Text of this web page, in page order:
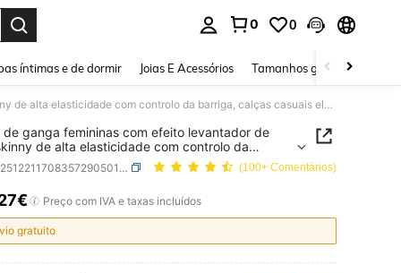
0 0
íntimas e de dormir Joias E Acessórios Tamanhos grandes
Calças de ganga femininas com efeito levantador de rabo, skinny de alta elasticidade com controlo da barriga, calças casuais elegantes e modernas para outono
de ganga femininas com efeito levantador de
de alta elasticidade com controlo da
calças casuais elegantes e modernas para
SKU: sz251221170835729050183 (100+ Comentários)
AND AVAILABILITY
Preço com IVA e taxas incluídos
gratuito